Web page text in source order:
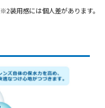
※2装用感には個人差があります。